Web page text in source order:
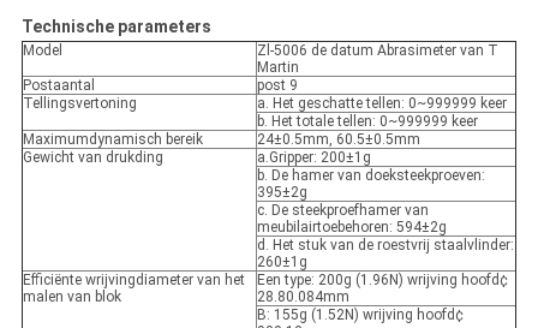
Technische parameters
Model
Zl-5006 de datum Abrasimeter van T
Martin
Postaantal
post 9
Tellingsvertoning
a. Het geschatte tellen: 0~999999 keer
b. Het totale tellen: 0~999999 keer
Maximumdynamisch bereik
24±0.5mm, 60.5±0.5mm
Gewicht van drukding
a.Gripper: 200±1g
b. De hamer van doeksteekproeven:
395±2g
c. De steekproefhamer van
meubilairtoebehoren: 594±2g
d. Het stuk van de roestvrij staalvlinder:
260±1g
Efficiënte wrijvingdiameter van het
malen van blok
Een type: 200g (1.96N) wrijving hoofd¢
28.80.084mm
B: 155g (1.52N) wrijving hoofd¢